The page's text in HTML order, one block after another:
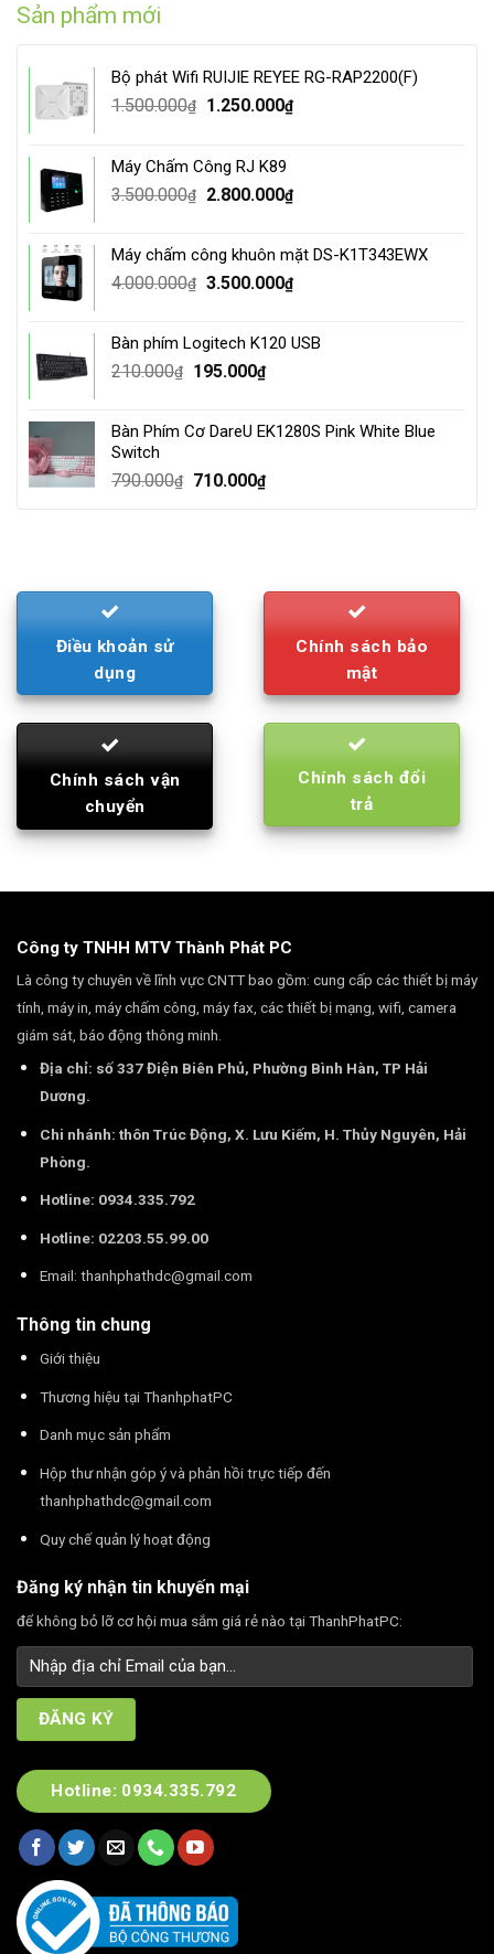
Sản phẩm mới
Bộ phát Wifi RUIJIE REYEE RG-RAP2200(F)
1.500.000₫
Original
1.500.000₫.
1.250.000₫Current
Máy Chấm Công RJ K89
3.500.000₫
Original
3.500.000₫.
2.800.000₫Current
2.800.000₫.
Máy chấm công khuôn mặt DS-K1T343EWX
4.000.000₫ Original
4.000.000₫.
3.500.000₫Current
3.500.000₫.
Bàn phím Logitech K120 USB
210.000₫
Original
210.000₫.
195.000₫Current
195.000₫.
Bàn Phím Cơ DareU EK1280S Pink White Blue
Switch
790.000₫
Original
710.000₫Current
Điều khoản sử
dụng
Chính sách bảo
mật
Chính sách vận
chuyển
Chính sách đổi
trả
Công ty TNHH MTV Thành Phát PC
Là công ty chuyên về lĩnh vực CNTT bao gồm: cung cấp các thiết bị máy
tính, máy in, máy chấm công, máy fax, các thiết bị mạng, wifi, camera
giám sát, báo động thông minh.
Địa chỉ: số 337 Điện Biên Phủ, Phường Bình Hàn, TP Hải
Dương.
Chi nhánh: thôn Trúc Động, X. Lưu Kiếm, H. Thủy Nguyên, Hải
Phòng.
Hotline: 0934.335.792
Hotline: 02203.55.99.00
Email: thanhphathdc@gmail.com
Thông tin chung
Giới thiệu
Thương hiệu tại ThanhphatPC
Danh mục sản phẩm
Hộp thư nhận góp ý và phản hồi trực tiếp đến
thanhphathdc@gmail.com
Quy chế quản lý hoạt động
Đăng ký nhận tin khuyến mại
để không bỏ lỡ cơ hội mua sắm giá rẻ nào tại ThanhPhatPC:
Hotline: 0934.335.792